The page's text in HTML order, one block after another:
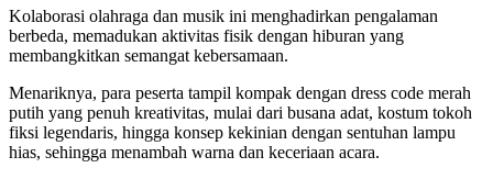
Kolaborasi olahraga dan musik ini menghadirkan pengalaman
berbeda, memadukan aktivitas fisik dengan hiburan yang
membangkitkan semangat kebersamaan.
Menariknya, para peserta tampil kompak dengan dress code merah
putih yang penuh kreativitas, mulai dari busana adat, kostum tokoh
fiksi legendaris, hingga konsep kekinian dengan sentuhan lampu
hias, sehingga menambah warna dan keceriaan acara.